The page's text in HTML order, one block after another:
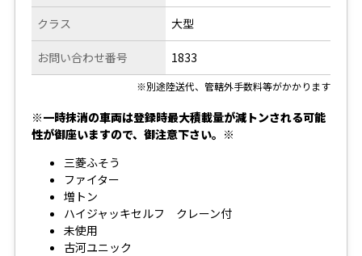
クラス
お問い合わせ番号
大型
1833
※別途陸送代、管轄外手数料等がかかります
※一時抹消の車両は登録時最大積載量が減トンされる可能
性が御座いますので、御注意下さい。※
三菱ふそう
ファイター
増トン
ハイジャッキセルフ クレーン付
未使用
古河ユニック